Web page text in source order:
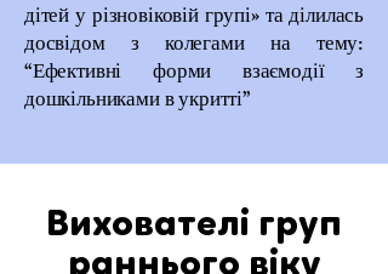
дітей у різновіковій групі» та ділилась
досвідом з колегами на тему:
“Ефективні форми взаємодії з
дошкільниками в укритті”
Вихователі груп
раннього віку